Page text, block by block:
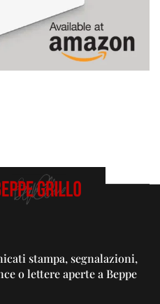
stampa, segnalazioni,
o lettere aperte a Beppe